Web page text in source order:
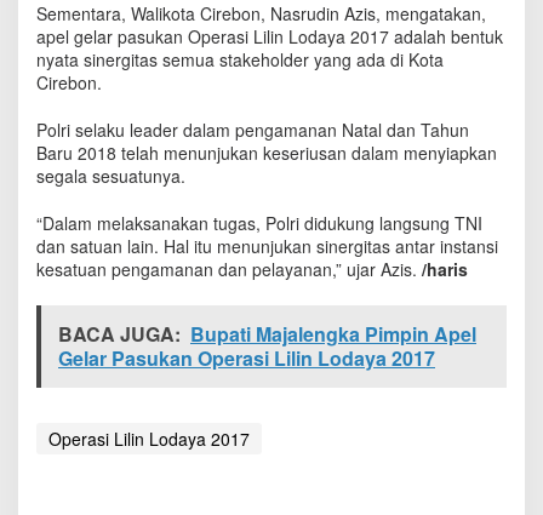
s
i
L
i
n
d
a
y
a
0
1
7
Sementara, Walikota Cirebon, Nasrudin Azis, mengatakan,
apel gelar pasukan Operasi Lilin Lodaya 2017 adalah bentuk
nyata sinergitas semua stakeholder yang ada di Kota
Cirebon.
Polri selaku leader dalam pengamanan Natal dan Tahun
Baru 2018 telah menunjukan keseriusan dalam menyiapkan
segala sesuatunya.
“Dalam melaksanakan tugas, Polri didukung langsung TNI
dan satuan lain. Hal itu menunjukan sinergitas antar instansi
kesatuan pengamanan dan pelayanan,” ujar Azis. /haris
BACA JUGA: Bupati Majalengka Pimpin Apel
Gelar Pasukan Operasi Lilin Lodaya 2017
Operasi Lilin Lodaya 2017